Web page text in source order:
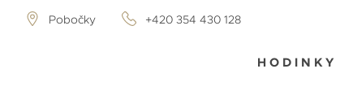
Pobočky +420 354 430 128
HODINKY